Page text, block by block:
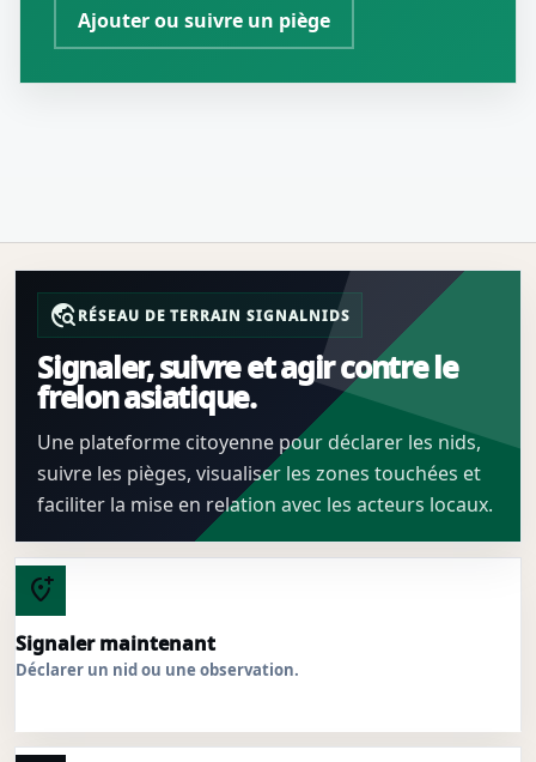
Ajouter ou suivre un piège
travel_exploreRÉSEAU DE TERRAIN SIGNALNIDS
Signaler, suivre et agir contre le
frelon asiatique.
Une plateforme citoyenne pour déclarer les nids,
suivre les pièges, visualiser les zones touchées et
faciliter la mise en relation avec les acteurs locaux.
add_location_alt
Signaler maintenant
Déclarer un nid ou une observation.